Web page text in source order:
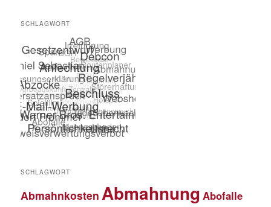
SCHLAGWORT
SCHLAGWORT
Abmahnkosten Abmahnung Abofalle